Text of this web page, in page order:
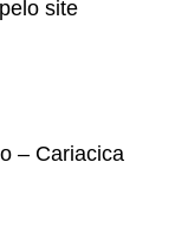
site
– Cariacica